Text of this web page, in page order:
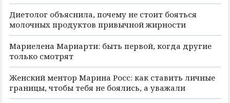
Диетолог объяснила, почему не стоит бояться
молочных продуктов привычной жирности
Мариелена Мариарти: быть первой, когда другие
только смотрят
Женский ментор Марина Росс: как ставить личные
границы, чтобы тебя не боялись, а уважали